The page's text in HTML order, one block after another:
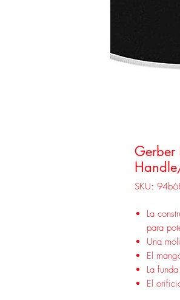
Gerber
SKU:
La
para
Una
El
La
El